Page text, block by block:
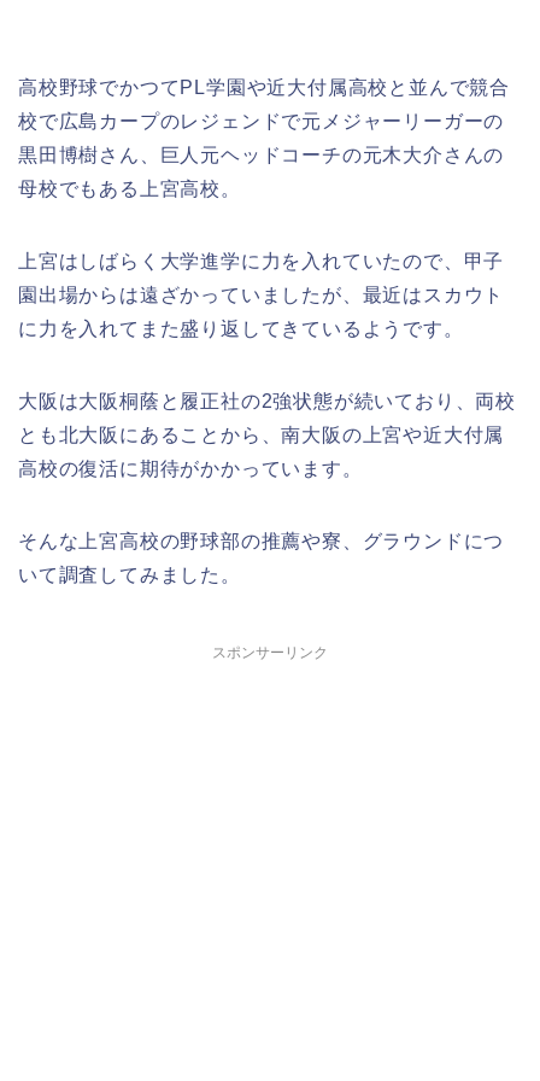
高校野球でかつてPL学園や近大付属高校と並んで競合
校で広島カープのレジェンドで元メジャーリーガーの
黒田博樹さん、巨人元ヘッドコーチの元木大介さんの
母校でもある上宮高校。
上宮はしばらく大学進学に力を入れていたので、甲子
園出場からは遠ざかっていましたが、最近はスカウト
に力を入れてまた盛り返してきているようです。
大阪は大阪桐蔭と履正社の2強状態が続いており、両校
とも北大阪にあることから、南大阪の上宮や近大付属
高校の復活に期待がかかっています。
そんな上宮高校の野球部の推薦や寮、グラウンドにつ
いて調査してみました。
スポンサーリンク